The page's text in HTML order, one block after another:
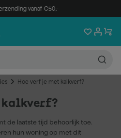
vanaf €50,-
Hoe verf je met kalkverf?
kalkverf?
de laatste tijd behoorlijk toe.
hun woning op met dit